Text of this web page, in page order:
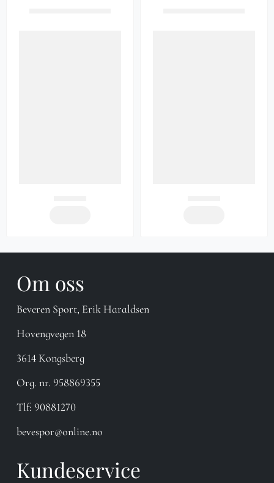
Om oss
Beveren Sport, Erik Haraldsen
Hovengvegen 18
3614 Kongsberg
Org. nr. 958869355
Tlf: 90881270
bevespor@online.no
Kundeservice